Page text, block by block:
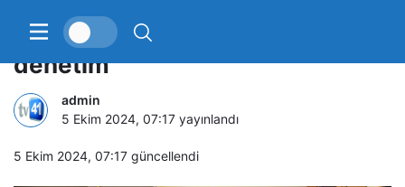
Körfez’de kantinlere sıkı
denetim
admin
5 Ekim 2024, 07:17 yayınlandı
5 Ekim 2024, 07:17 güncellendi